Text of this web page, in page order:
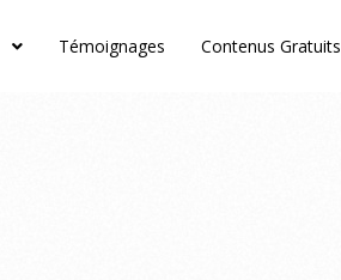
Témoignages Contenus Gratuits